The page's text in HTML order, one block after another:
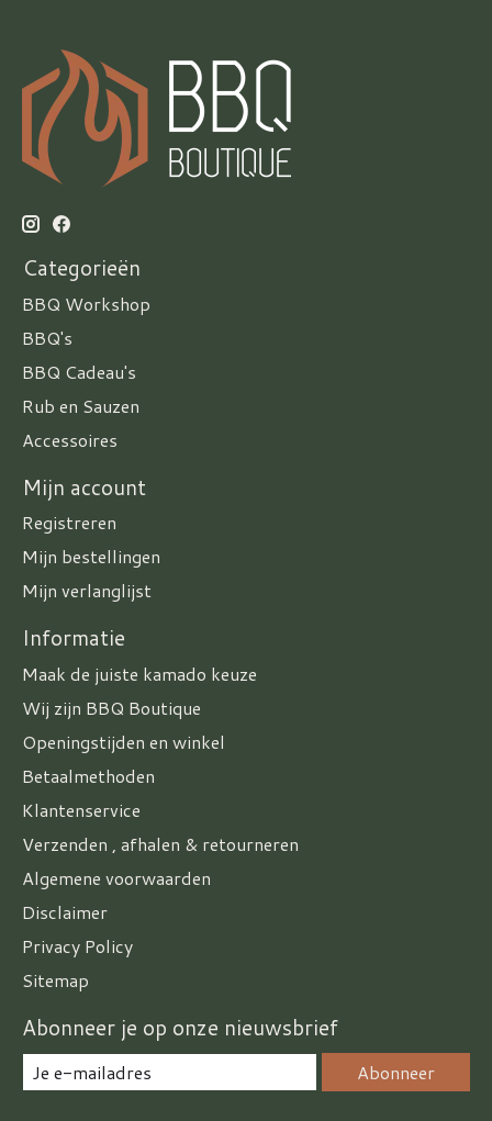
Categorieën
BBQ Workshop
BBQ's
BBQ Cadeau's
Rub en Sauzen
Accessoires
Mijn account
Registreren
Mijn bestellingen
Mijn verlanglijst
Informatie
Maak de juiste kamado keuze
Wij zijn BBQ Boutique
Openingstijden en winkel
Betaalmethoden
Klantenservice
Verzenden , afhalen & retourneren
Algemene voorwaarden
Disclaimer
Privacy Policy
Sitemap
Abonneer je op onze nieuwsbrief
Abonneer